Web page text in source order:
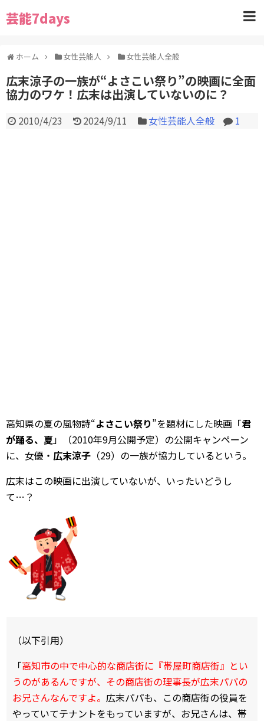
芸能7days
ホーム 女性芸能人 女性芸能人全般
広末涼子の一族が“よさこい祭り”の映画に全面
協力のワケ！広末は出演していないのに？
2010/4/23 2024/9/11 女性芸能人全般 1
高知県の夏の風物詩“よさこい祭り”を題材にした映画「君
が踊る、夏」（2010年9月公開予定）の公開キャンペーン
に、女優・ 広末涼子 （29）の一族が協力しているという。
広末はこの映画に出演していないが、いったいどうし
て…？
（以下引用）
「高知市の中で中心的な商店街に『帯屋町商店街』とい
うのがあるんですが、その商店街の理事長が広末パパの
お兄さんなんですよ。 広末パパも、この商店街の役員を
やっていてテナントをもっていますが、お兄さんは、帯